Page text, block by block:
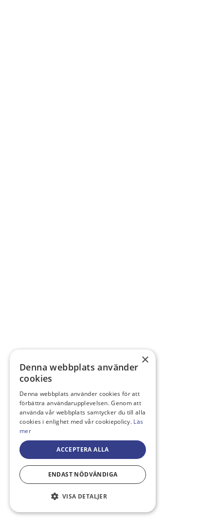
×
Denna webbplats använder
cookies
Denna webbplats använder cookies för att
förbättra användarupplevelsen. Genom att
använda vår webbplats samtycker du till alla
cookies i enlighet med vår cookiepolicy. Läs
mer
ACCEPTERA ALLA
ENDAST NÖDVÄNDIGA
VISA DETALJER